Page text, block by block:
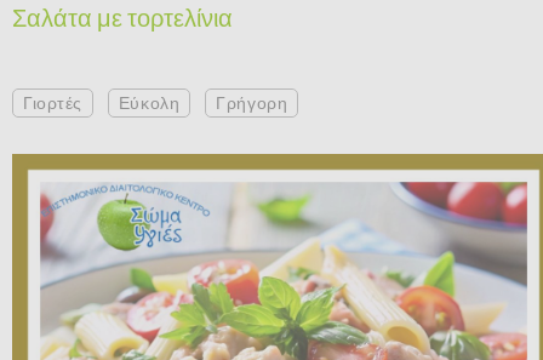
Σαλάτα με τορτελίνια
Γιορτές Εύκολη Γρήγορη